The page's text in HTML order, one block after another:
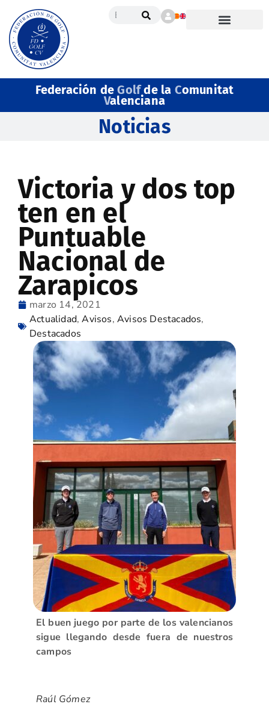
Federación deGolfde la Comunitat
Valenciana
Noticias
Victoria y dos top
ten en el
Puntuable
Nacional de
Zarapicos
marzo 14, 2021
Actualidad,Avisos,Avisos Destacados,
Destacados
El buen juego por parte de los valencianos
sigue llegando desde fuera de nuestros
campos
Raúl Gómez